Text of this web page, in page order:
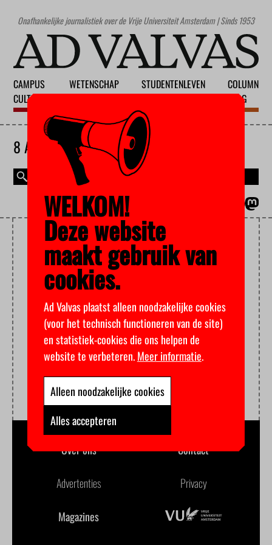
Onafhankelijke journalistiek over de Vrije Universiteit Amsterdam | Sinds 1953
CAMPUS
CULTUUR
WETENSCHAP
STUDENTENLEVEN
COLUMN
BLOG
8 AUGUSTUS 2026
WORKLOAD
Over ons Contact
Advertenties Privacy
Magazines
WELKOM!
Deze website
maakt gebruik van
cookies.
Ad Valvas plaatst alleen noodzakelijke cookies
(voor het technisch functioneren van de site)
en statistiek-cookies die ons helpen de
website te verbeteren.Meer informatie.
Alleen noodzakelijke cookies
Alles accepteren